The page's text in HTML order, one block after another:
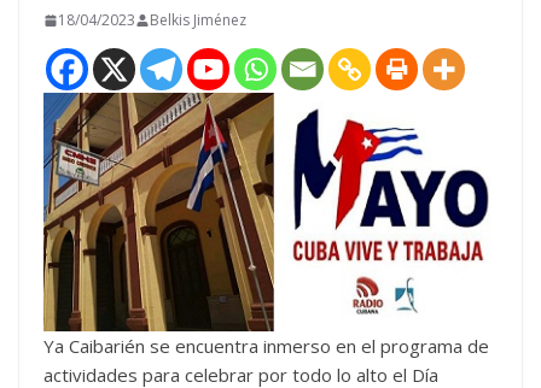
18/04/2023 Belkis Jiménez
Ya Caibarién se encuentra inmerso en el programa de
actividades para celebrar por todo lo alto el Día